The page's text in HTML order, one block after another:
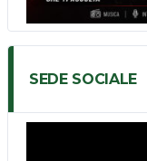
SEDE SOCIALE